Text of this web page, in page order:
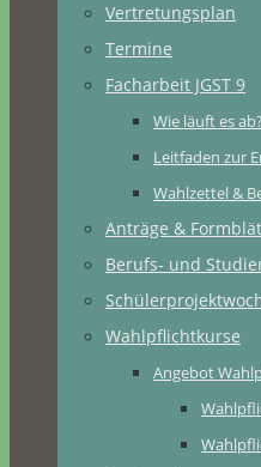
Vertretungsplan
Termine
Facharbeit JGST 9
Wie läuft es ab?
Leitfaden zur
Wahlzettel &
Anträge &
Berufs- und
Wahlpflichtkurse
Angebot